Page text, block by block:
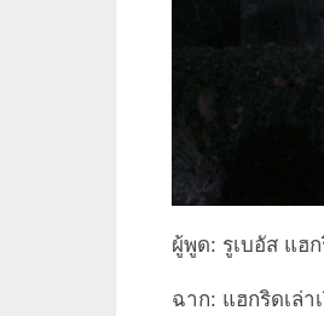
ผู้พูด: รูเบอัส แฮ
ฉาก: แฮกริดเล่า